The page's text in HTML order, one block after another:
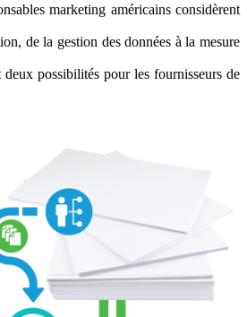
marketing américains considèrent
de la gestion des données à la mesure
possibilités pour les fournisseurs de